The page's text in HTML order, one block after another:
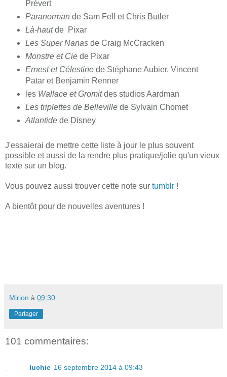
Prévert
Paranorman de Sam Fell et Chris Butler
Là-hautde Pixar
Les Super Nanasde Craig McCracken
Monstre et Ciede Pixar
Ernest et Célestinede Stéphane Aubier, Vincent
Patar et Benjamin Renner
lesWallace et Gromitdes studios Aardman
Les triplettes de Bellevillede Sylvain Chomet
Atlantidede Disney
J'essaierai de mettre cette liste à jour le plus souvent
possible et aussi de la rendre plus pratique/jolie qu'un vieux
texte sur un blog.
Vous pouvez aussi trouver cette note sur tumblr !
A bientôt pour de nouvelles aventures !
Mirion à 09:30
Partager
101 commentaires:
luchie 16 septembre 2014 à 09:43